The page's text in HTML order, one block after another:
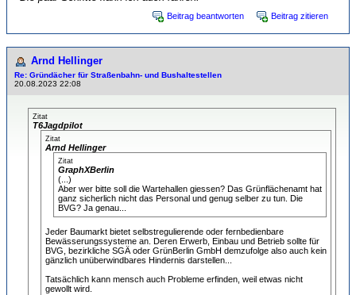
Beitrag beantworten Beitrag zitieren
Arnd Hellinger
Re: Gründächer für Straßenbahn- und Bushaltestellen
20.08.2023 22:08
Zitat
T6Jagdpilot
Zitat
Arnd Hellinger
Zitat
GraphXBerlin
(...)
Aber wer bitte soll die Wartehallen giessen? Das Grünflächenamt hat
ganz sicherlich nicht das Personal und genug selber zu tun. Die
BVG? Ja genau...
Jeder Baumarkt bietet selbstregulierende oder fernbedienbare
Bewässerungssysteme an. Deren Erwerb, Einbau und Betrieb sollte für
BVG, bezirkliche SGÄ oder GrünBerlin GmbH demzufolge also auch kein
gänzlich unüberwindbares Hindernis darstellen...
Tatsächlich kann mensch auch Probleme erfinden, weil etwas nicht
gewollt wird.